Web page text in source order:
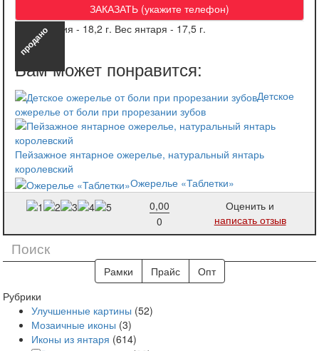
продано
Вес изделия - 18,2 г. Вес янтаря - 17,5 г.
Детское
ожерелье от боли при прорезании зубов
Пейзажное янтарное ожерелье, натуральный янтарь
королевский
Ожерелье «Таблетки»
0,00
0
Оценить и
написать отзыв
Рамки Прайс
Опт
Рубрики
Улучшенные картины (52)
Мозаичные иконы (3)
Иконы из янтаря (614)